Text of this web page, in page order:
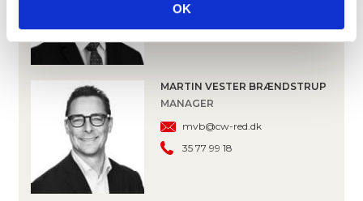
OK
MARTIN VESTER BRÆNDSTRUP
MANAGER
mvb@cw-red.dk
35 77 99 18